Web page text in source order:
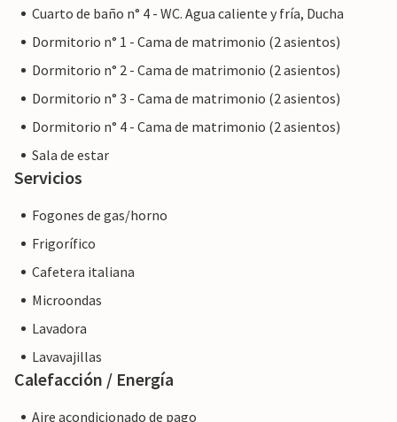
Cuarto de baño n° 4 - WC. Agua caliente y fría, Ducha
Dormitorio n° 1 - Cama de matrimonio (2 asientos)
Dormitorio n° 2 - Cama de matrimonio (2 asientos)
Dormitorio n° 3 - Cama de matrimonio (2 asientos)
Dormitorio n° 4 - Cama de matrimonio (2 asientos)
Sala de estar
Servicios
Fogones de gas/horno
Frigorífico
Cafetera italiana
Microondas
Lavadora
Lavavajillas
Calefacción / Energía
Aire acondicionado de pago